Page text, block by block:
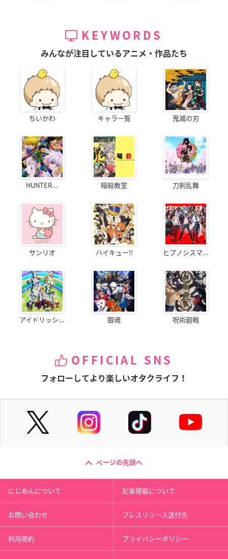
KEYWORDS
みんなが注目しているアニメ・作品たち
ちいかわ キャラ一覧 鬼滅の刃
HUNTER... 暗殺教室 刀剣乱舞
サンリオ ハイキュー!! ヒプノシスマ...
アイドリッシ... 銀魂 呪術廻戦
OFFICIAL SNS
フォローしてより楽しいオタクライフ！
ページの先頭へ
にじめんについて 記事掲載について
お問い合わせ プレスリリース送付先
利用規約 プライバシーポリシー